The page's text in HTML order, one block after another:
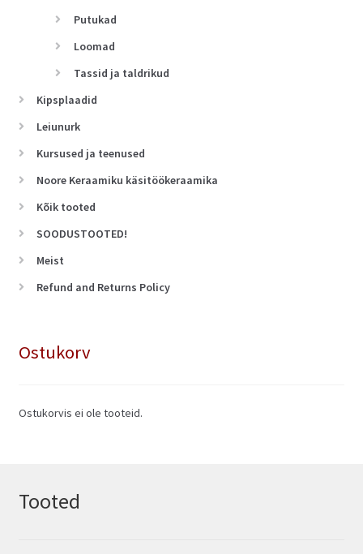
Putukad
Loomad
Tassid ja taldrikud
Kipsplaadid
Leiunurk
Kursused ja teenused
Noore Keraamiku käsitöökeraamika
Kõik tooted
SOODUSTOOTED!
Meist
Refund and Returns Policy
Ostukorv
Ostukorvis ei ole tooteid.
Tooted